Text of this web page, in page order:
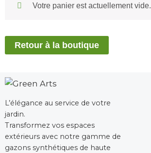
Votre panier est actuellement vide.
Retour à la boutique
L’élégance au service de votre
jardin.
Transformez vos espaces
extérieurs avec notre gamme de
gazons synthétiques de haute